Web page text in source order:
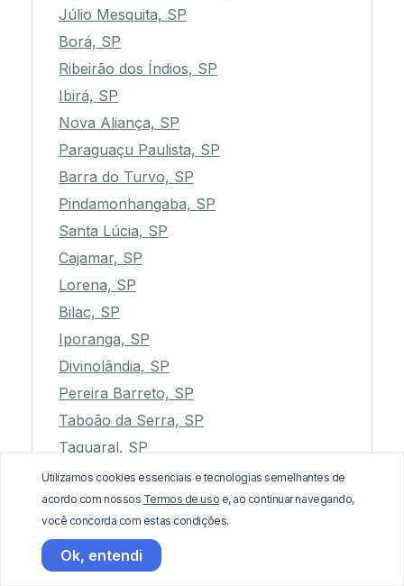
Júlio Mesquita, SP
Borá, SP
Ribeirão dos Índios, SP
Ibirá, SP
Nova Aliança, SP
Paraguaçu Paulista, SP
Barra do Turvo, SP
Pindamonhangaba, SP
Santa Lúcia, SP
Cajamar, SP
Lorena, SP
Bilac, SP
Iporanga, SP
Divinolândia, SP
Pereira Barreto, SP
Taboão da Serra, SP
Taquaral, SP
Cabreúva, SP
Cajuru, SP
Ariranha, SP
Bálsamo, SP
Utilizamos cookies essenciais e tecnologias semelhantes de
acordo com nossos Termos de uso e, ao continuar navegando,
você concorda com estas condições.
Ok, entendi